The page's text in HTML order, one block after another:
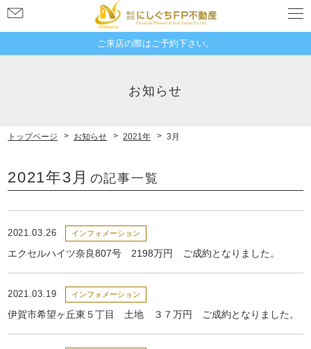
ご来店の際はご予約下さい。
お知らせ
トップページ お知らせ 2021年 3月
2021年3月 の記事一覧
2021.03.26 インフォメーション
エクセルハイツ奈良807号 2198万円 ご成約となりました。
2021.03.19 インフォメーション
伊賀市希望ヶ丘東５丁目 土地 ３７万円 ご成約となりました。